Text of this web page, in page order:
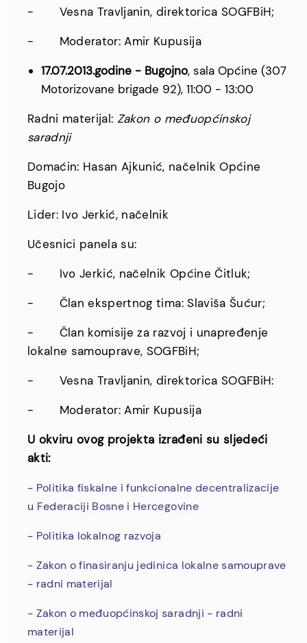
- Vesna Travljanin, direktorica SOGFBiH;
- Moderator: Amir Kupusija
17.07.2013.godine - Bugojno, sala Općine (307
Motorizovane brigade 92), 11:00 - 13:00
Radni materijal: Zakon o međuopćinskoj
saradnji
Domaćin: Hasan Ajkunić, načelnik Općine
Bugojo
Lider: Ivo Jerkić, načelnik
Učesnici panela su:
- Ivo Jerkić, načelnik Općine Čitluk;
- Član ekspertnog tima: Slaviša Šućur;
- Član komisije za razvoj i unapređenje
lokalne samouprave, SOGFBiH;
- Vesna Travljanin, direktorica SOGFBiH:
- Moderator: Amir Kupusija
U okviru ovog projekta izrađeni su sljedeći
akti:
- Politika fiskalne i funkcionalne decentralizacije
u Federaciji Bosne i Hercegovine
- Politika lokalnog razvoja
- Zakon o finasiranju jedinica lokalne samouprave
- radni materijal
- Zakon o međuopćinskoj saradnji - radni
materijal